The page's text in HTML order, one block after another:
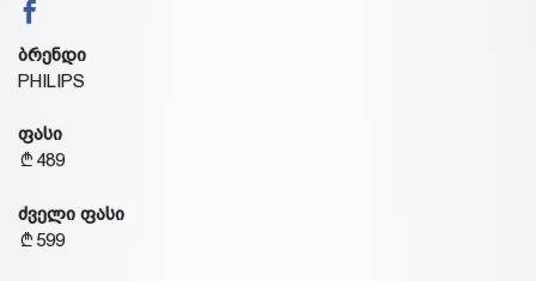
ბრენდი
PHILIPS
ფასი
489
ძველი ფასი
599